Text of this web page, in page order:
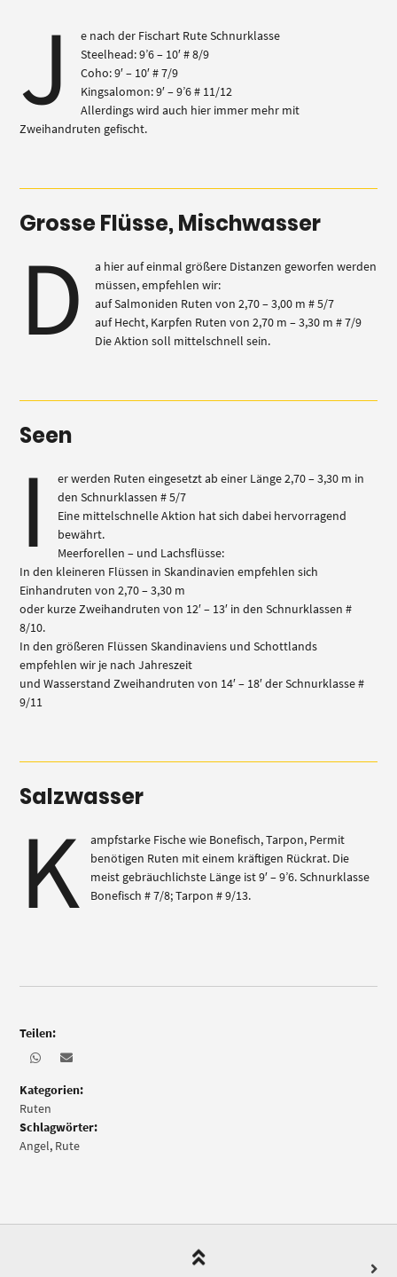
J
e nach der Fischart Rute Schnurklasse
Steelhead: 9’6 – 10′ # 8/9
Coho: 9′ – 10′ # 7/9
Kingsalomon: 9′ – 9’6 # 11/12
Allerdings wird auch hier immer mehr mit
Zweihandruten gefischt.
Grosse Flüsse, Mischwasser
D
a hier auf einmal größere Distanzen geworfen werden
müssen, empfehlen wir:
auf Salmoniden Ruten von 2,70 – 3,00 m # 5/7
auf Hecht, Karpfen Ruten von 2,70 m – 3,30 m # 7/9
Die Aktion soll mittelschnell sein.
Seen
i
er werden Ruten eingesetzt ab einer Länge 2,70 – 3,30 m in
den Schnurklassen # 5/7
Eine mittelschnelle Aktion hat sich dabei hervorragend
bewährt.
Meerforellen – und Lachsflüsse:
In den kleineren Flüssen in Skandinavien empfehlen sich
Einhandruten von 2,70 – 3,30 m
oder kurze Zweihandruten von 12′ – 13′ in den Schnurklassen #
8/10.
In den größeren Flüssen Skandinaviens und Schottlands
empfehlen wir je nach Jahreszeit
und Wasserstand Zweihandruten von 14′ – 18′ der Schnurklasse #
9/11
Salzwasser
K
ampfstarke Fische wie Bonefisch, Tarpon, Permit
benötigen Ruten mit einem kräftigen Rückrat. Die
meist gebräuchlichste Länge ist 9′ – 9’6. Schnurklasse
Bonefisch # 7/8; Tarpon # 9/13.
Teilen:
Kategorien:
Ruten
Schlagwörter:
Angel, Rute